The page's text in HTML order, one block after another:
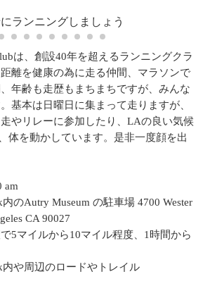
は、創設40年を超えるランニングクラ
離を健康の為に走る仲間、マラソンで
年齢も走歴もまちまちですが、みんな
基本は日曜日に集まって走りますが、
やリレーに参加したり、LAの良い気候
体を動かしています。是非一度顔を出
am
のAutry Museum の駐車場 4700 Wester
CA 90027
5マイルから10マイル程度、1時間から
や周辺のロードやトレイル